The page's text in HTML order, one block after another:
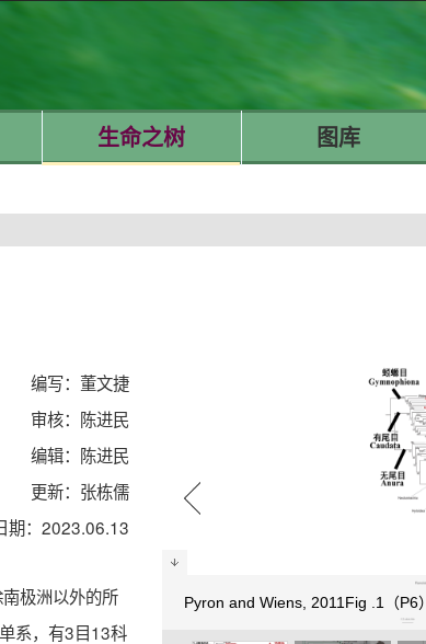
生命之树 图库
编写：董文捷
审核：陈进民
编辑：陈进民
更新：张栋儒
期：2023.06.13
极洲以外的所
系，有3目13科
Pyron and Wiens, 2011Fig .1（P6）